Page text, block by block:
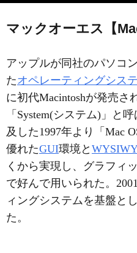
マックオーエス【
アップルが同社のパソコン
たオペレーティングシス
に初代Macintoshが発売さ
「System(システム)」と
及した1997年より「Mac
優れたGUI環境と
くから実現し、グラフィ
で好んで用いられた。
ィングシステムを基盤と
た。